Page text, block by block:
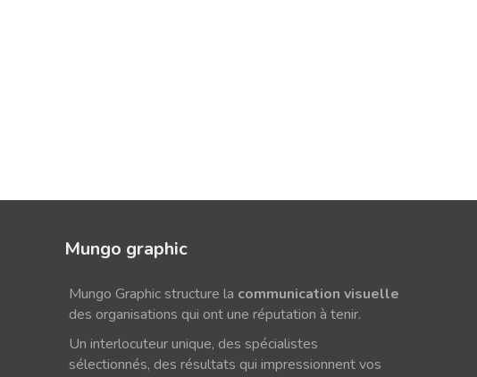
Mungo graphic
Mungo Graphic structure la communication visuelle
des organisations qui ont une réputation à tenir.
Un interlocuteur unique, des spécialistes
sélectionnés, des résultats qui impressionnent vos